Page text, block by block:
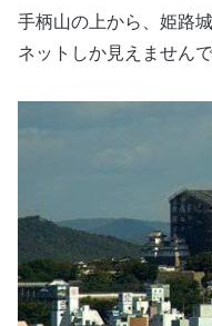
手柄山の上から、姫路
ネットしか見えませんで